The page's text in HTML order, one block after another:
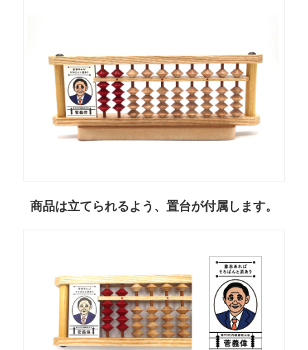
商品は立てられるよう、置台が付属します。